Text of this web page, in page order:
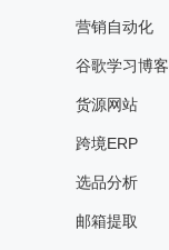
营销自动化
谷歌学习博客
货源网站
跨境ERP
选品分析
邮箱提取